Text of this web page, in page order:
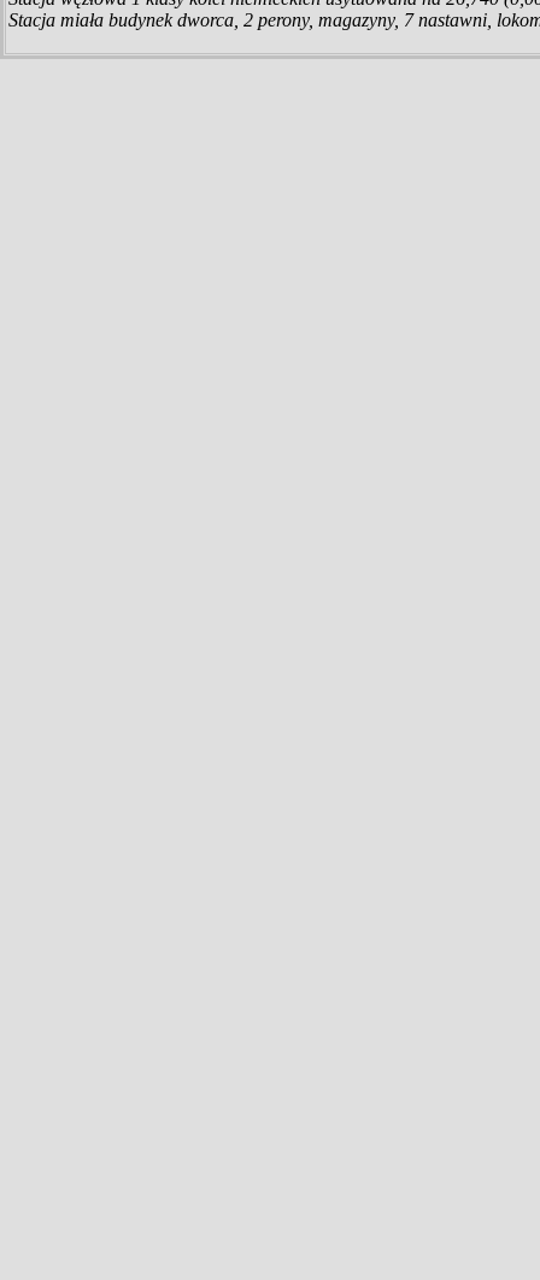
Stacja miała budynek dworca, 2 perony, magazyny, 7 nastawni,